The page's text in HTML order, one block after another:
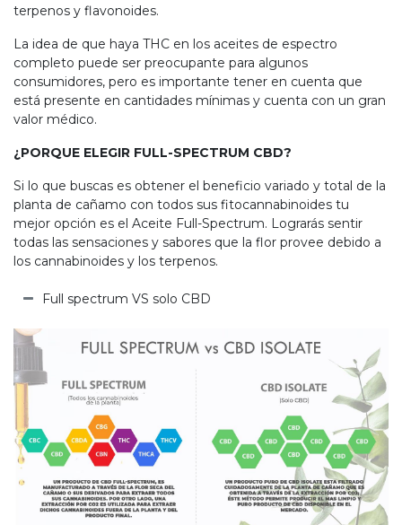
terpenos y flavonoides.
La idea de que haya THC en los aceites de espectro
completo puede ser preocupante para algunos
consumidores, pero es importante tener en cuenta que
está presente en cantidades mínimas y cuenta con un gran
valor médico.
¿PORQUE ELEGIR FULL-SPECTRUM CBD?
Si lo que buscas es obtener el beneficio variado y total de la
planta de cañamo con todos sus fitocannabinoides tu
mejor opción es el Aceite Full-Spectrum. Lograrás sentir
todas las sensaciones y sabores que la flor provee debido a
los cannabinoides y los terpenos.
Full spectrum VS solo CBD